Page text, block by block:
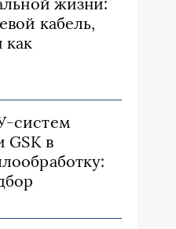
кабель,
как
систем
GSK в